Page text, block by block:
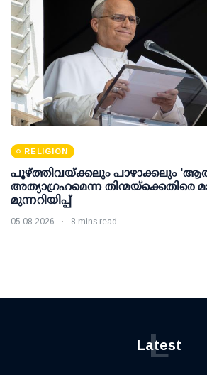
RELIGION
പൂഴ്ത്തിവയ്ക്കലും പാഴാക്കലും
അത്യാഗ്രഹമെന്ന തിന്മയ്ക്കെതിരെ
മുന്നറിയിപ്പ്
05 08 2026 8 mins read
Latest
L